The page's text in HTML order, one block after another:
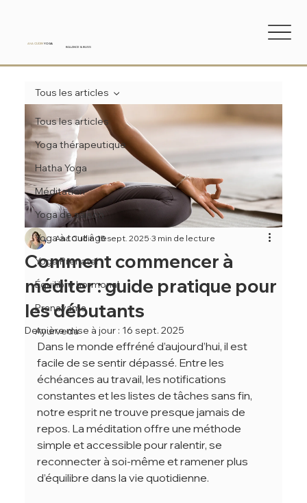
ANA CUDIN YOGA
BALANCE & BLISS
Tous les articles
Yoga thérapeutique
Hatha Yoga
Méditation
Yoga de saison
Yoga à tout âge
Yoga Prenatal
Équilibre hormonal
Pranayama
Ayurveda
Tous les articles
Comment commencer à
méditer : guide pratique pour
les débutants
Ana Cudin 15 sept. 2025 3 min de lecture
Dernière mise à jour : 16 sept. 2025
Dans le monde effréné d’aujourd’hui, il est
facile de se sentir dépassé. Entre les
échéances au travail, les notifications
constantes et les listes de tâches sans fin,
notre esprit ne trouve presque jamais de
repos. La méditation offre une méthode
simple et accessible pour ralentir, se
reconnecter à soi-même et ramener plus
d’équilibre dans la vie quotidienne.